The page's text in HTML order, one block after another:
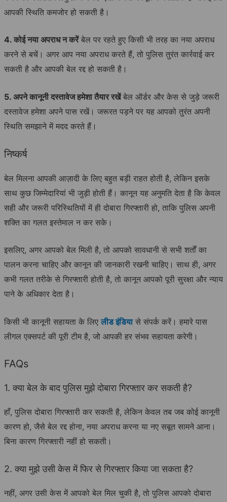
आपकी स्थिति कमजोर हो सकती है।
4. कोई नया अपराध न करेंबेल पर रहते हुए किसी भी तरह का नया अपराध
करने से बचें। अगर आप नया अपराध करते हैं, तो पुलिस तुरंत कार्रवाई कर
सकती है और आपकी बेल रद्द हो सकती है।
5. अपने कानूनी दस्तावेज हमेशा तैयार रखेंबेल ऑर्डर और केस से जुड़े जरूरी
दस्तावेज हमेशा अपने पास रखें। जरूरत पड़ने पर यह आपको तुरंत अपनी
स्थिति समझाने में मदद करते हैं।
निष्कर्ष
बेल मिलना आपकी आज़ादी के लिए बहुत बड़ी राहत होती है, लेकिन इसके
साथ कुछ जिम्मेदारियां भी जुड़ी होती हैं। कानून यह अनुमति देता है कि केवल
सही और जरूरी परिस्थितियों में ही दोबारा गिरफ्तारी हो, ताकि पुलिस अपनी
शक्ति का गलत इस्तेमाल न कर सके।
इसलिए, अगर आपको बेल मिली है, तो आपको सावधानी से सभी शर्तों का
पालन करना चाहिए और कानून की जानकारी रखनी चाहिए। साथ ही, अगर
कभी गलत तरीके से गिरफ्तारी होती है, तो कानून आपको पूरी सुरक्षा और न्याय
पाने के अधिकार देता है।
किसी भी कानूनी सहायता के लिएलीड इंडियासे संपर्क करें। हमारे पास
लीगल एक्सपर्ट की पूरी टीम है, जो आपकी हर संभव सहायता करेगी।
FAQs
1. क्या बेल के बाद पुलिस मुझे दोबारा गिरफ्तार कर सकती है?
हाँ, पुलिस दोबारा गिरफ्तारी कर सकती है, लेकिन केवल तब जब कोई कानूनी
कारण हो, जैसे बेल रद्द होना, नया अपराध करना या नए सबूत सामने आना।
बिना कारण गिरफ्तारी नहीं हो सकती।
2. क्या मुझे उसी केस में फिर से गिरफ्तार किया जा सकता है?
नहीं, अगर उसी केस में आपको बेल मिल चुकी है, तो पुलिस आपको दोबारा